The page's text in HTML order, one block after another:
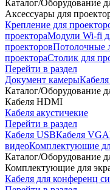
Каталог/Оборудование
Аксессуары для
Крепление для
проектораМодули Wi-fi
проекторовПотолочные
проектораСтолик для
Перейти в раздел
Документ камеры
Каталог/Оборудование
Кабеля HDMI
Кабеля акустичекие
Перейти в раздел
Кабеля USBКабеля VGA
видеоКомплектующие
Каталог/Оборудование
Комплектующие для
Кабеля для конференц